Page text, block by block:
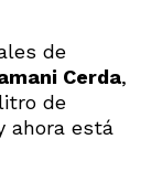
de
Cerda,
de
ahora está